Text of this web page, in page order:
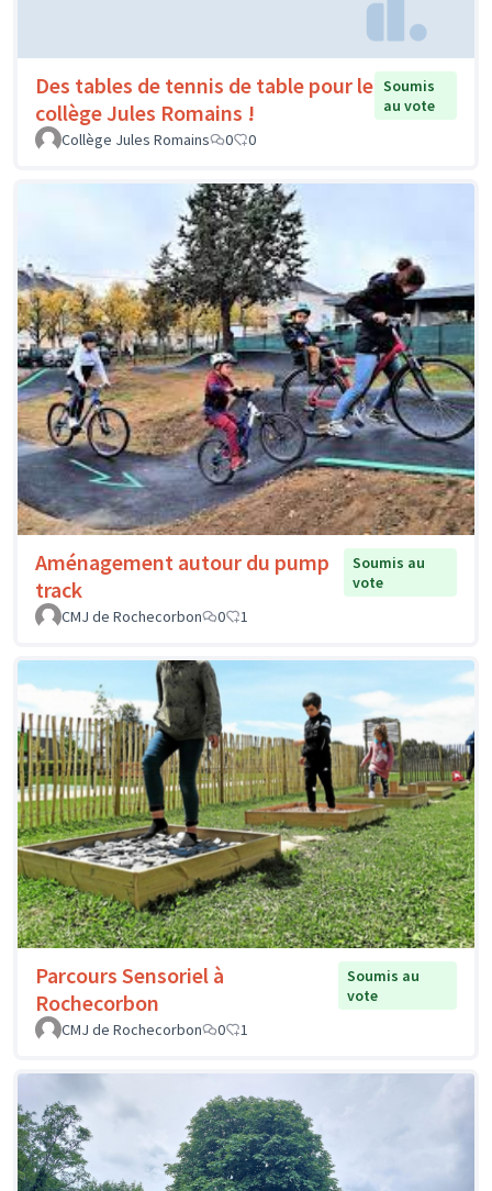
Des tables de tennis de table pour le
collège Jules Romains !
Soumis
au vote
Collège Jules Romains
0 0
Aménagement autour du pump
track
Soumis au
vote
CMJ de Rochecorbon
0 1
Parcours Sensoriel à
Rochecorbon
Soumis au
vote
CMJ de Rochecorbon
0 1